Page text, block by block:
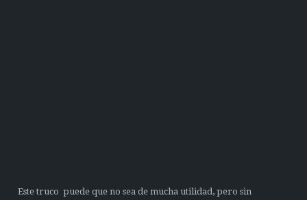
Este truco puede que no sea de mucha utilidad, pero sin